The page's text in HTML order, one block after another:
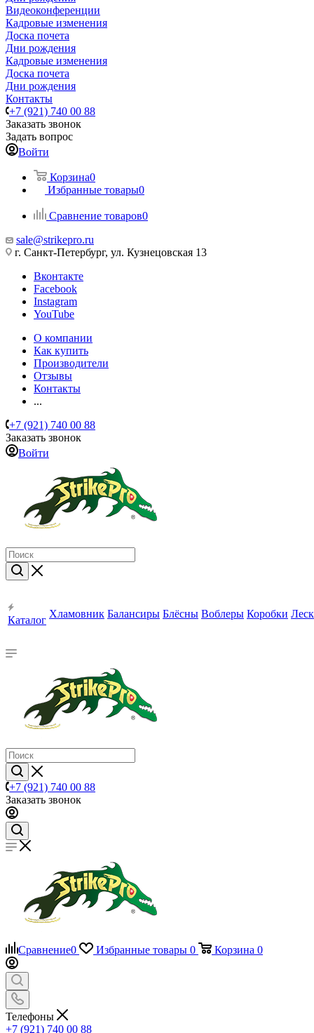
Видеоконференции
Кадровые изменения
Доска почета
Дни рождения
Кадровые изменения
Доска почета
Дни рождения
Контакты
+7 (921) 740 00 88
Заказать звонок
Задать вопрос
Войти
Корзина0
Избранные товары0
Сравнение товаров0
sale@strikepro.ru
г. Санкт-Петербург, ул. Кузнецовская 13
Вконтакте
Facebook
Instagram
YouTube
О компании
Как купить
Производители
Отзывы
Контакты
...
+7 (921) 740 00 88
Заказать звонок
Войти
Каталог
Хламовник Балансиры Блёсны Воблеры Коробки
+7 (921) 740 00 88
Заказать звонок
Сравнение0 Избранные товары 0 Корзина 0
Телефоны
+7 (921) 740 00 88